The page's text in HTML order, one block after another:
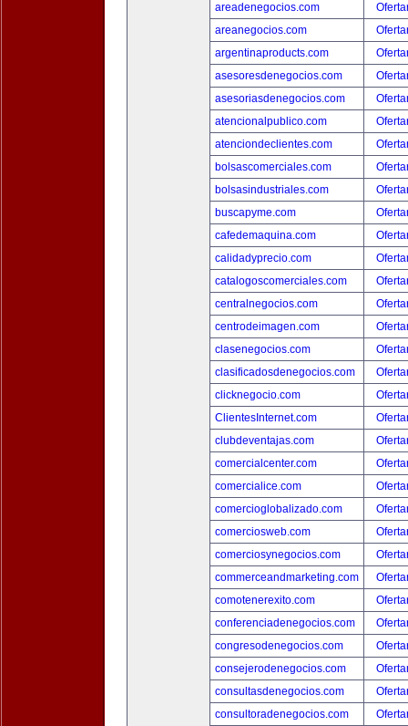
areadenegocios.com
areanegocios.com
argentinaproducts.com
asesoresdenegocios.com
asesoriasdenegocios.com
atencionalpublico.com
atenciondeclientes.com
bolsascomerciales.com
bolsasindustriales.com
buscapyme.com
cafedemaquina.com
calidadyprecio.com
catalogoscomerciales.com
centralnegocios.com
centrodeimagen.com
clasenegocios.com
clasificadosdenegocios.com
clicknegocio.com
ClientesInternet.com
clubdeventajas.com
comercialcenter.com
comercialice.com
comercioglobalizado.com
comerciosweb.com
comerciosynegocios.com
commerceandmarketing.com
comotenerexito.com
conferenciadenegocios.com
congresodenegocios.com
consejerodenegocios.com
consultasdenegocios.com
consultoradenegocios.com